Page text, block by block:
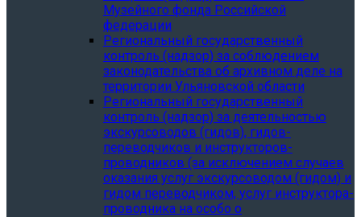
Музейного фонда Российской
федерации
Региональный государственный
контроль (надзор) за соблюдением
законодательства об архивном деле на
территории Ульяновской области
Региональный государственный
контроль (надзор) за деятельностью
экскурсоводов (гидов), гидов-
переводчиков и инструкторов-
проводников (за исключением случаев
оказания услуг экскурсоводом (гидом) и
гидом переводчиком, услуг инструктора-
проводника на особо о